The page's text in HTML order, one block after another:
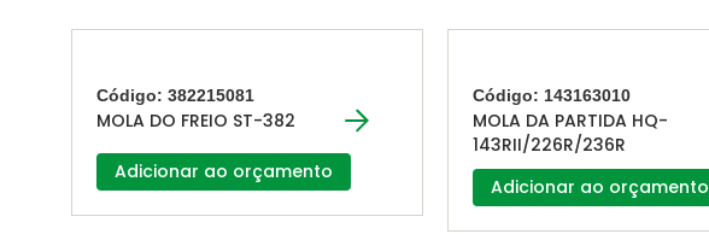
Código: 382215081
MOLA DO FREIO ST-382
Adicionar ao orçamento
Código: 143163010
MOLA DA PARTIDA HQ-
143RII/226R/236R
Adicionar ao orçamento